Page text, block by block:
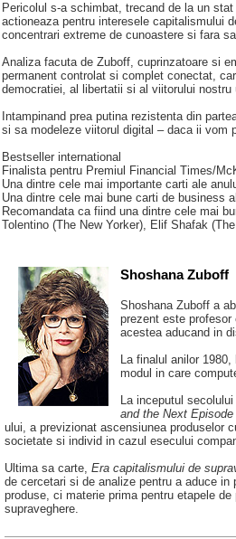
Pericolul s-a schimbat, trecand de la un
actioneaza pentru interesele capitalismului
concentrari extreme de cunoastere si fara
Analiza facuta de Zuboff, cuprinzatoare si
permanent controlat si complet conectat,
democratiei, al libertatii si al viitorului nostru
Intampinand prea putina rezistenta din
si sa modeleze viitorul digital – daca ii vom
Bestseller international
Finalista pentru Premiul Financial Times/
Una dintre cele mai importante carti ale
Una dintre cele mai bune carti de business
Recomandata ca fiind una dintre cele mai
Tolentino (The New Yorker), Elif Shafak
Shoshana Zuboff
Shoshana Zuboff a
prezent este
acestea aducand in
La finalul anilor
modul in care
La inceputul
and the Next
ului, a previzionat ascensiunea produselor
societate si individ in cazul esecului
Ultima sa carte, Era capitalismului de
de cercetari si de analize pentru a aduce
produse, ci materie prima pentru etapele
supraveghere.